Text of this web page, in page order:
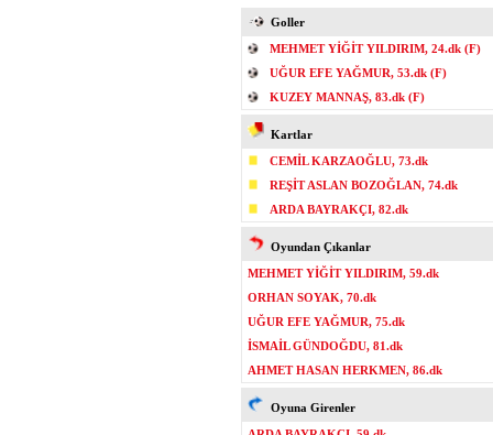
Goller
MEHMET YİĞİT YILDIRIM, 24.dk (F)
UĞUR EFE YAĞMUR, 53.dk (F)
KUZEY MANNAŞ, 83.dk (F)
Kartlar
CEMİL KARZAOĞLU, 73.dk
REŞİT ASLAN BOZOĞLAN, 74.dk
ARDA BAYRAKÇI, 82.dk
Oyundan Çıkanlar
MEHMET YİĞİT YILDIRIM, 59.dk
ORHAN SOYAK, 70.dk
UĞUR EFE YAĞMUR, 75.dk
İSMAİL GÜNDOĞDU, 81.dk
AHMET HASAN HERKMEN, 86.dk
Oyuna Girenler